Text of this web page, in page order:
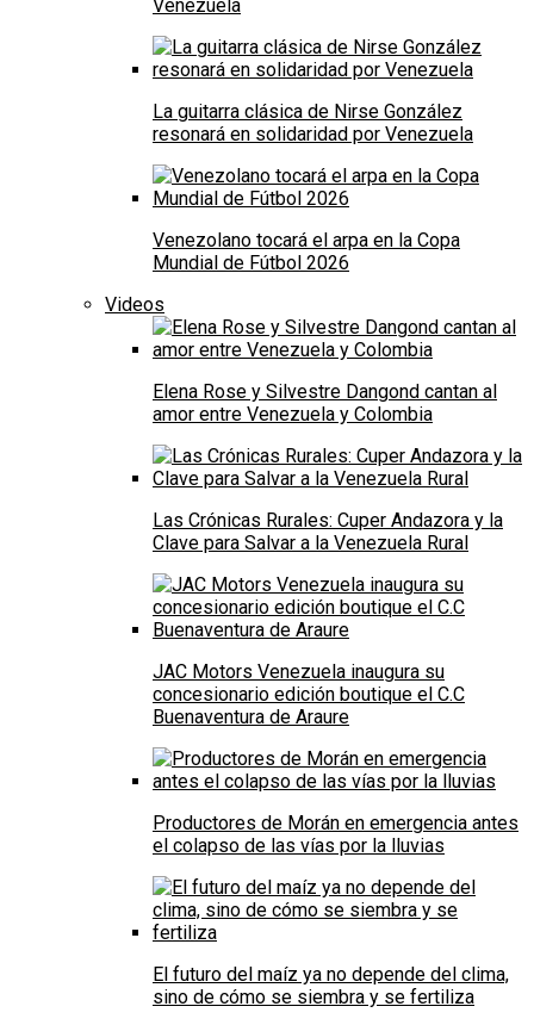
Venezuela
La guitarra clásica de Nirse González
resonará en solidaridad por Venezuela
Venezolano tocará el arpa en la Copa
Mundial de Fútbol 2026
Videos
Elena Rose y Silvestre Dangond cantan al
amor entre Venezuela y Colombia
Las Crónicas Rurales: Cuper Andazora y la
Clave para Salvar a la Venezuela Rural
JAC Motors Venezuela inaugura su
concesionario edición boutique el C.C
Buenaventura de Araure
Productores de Morán en emergencia antes
el colapso de las vías por la lluvias
El futuro del maíz ya no depende del clima,
sino de cómo se siembra y se fertiliza